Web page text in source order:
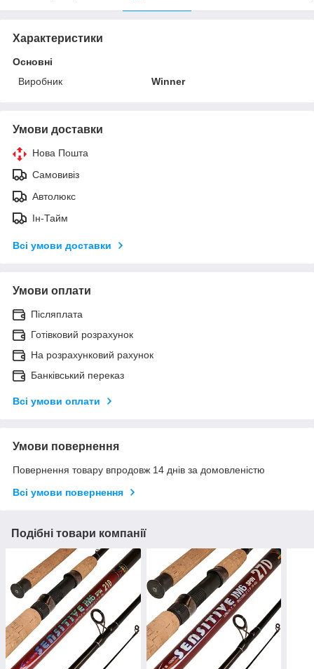
Характеристики
Основні
Виробник
Winner
Умови доставки
Нова Пошта
Самовивіз
Автолюкс
Ін-Тайм
Всі умови доставки
Умови оплати
Післяплата
Готівковий розрахунок
На розрахунковий рахунок
Банківський переказ
Всі умови оплати
Умови повернення
Повернення товару впродовж 14 днів за домовленістю
Всі умови повернення
Подібні товари компанії